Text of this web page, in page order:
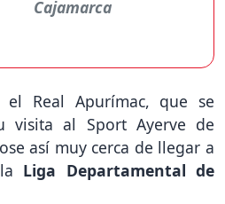
Cajamarca
Real Apurímac, que se
al Sport Ayerve de
así muy cerca de llegar a
Liga Departamental de